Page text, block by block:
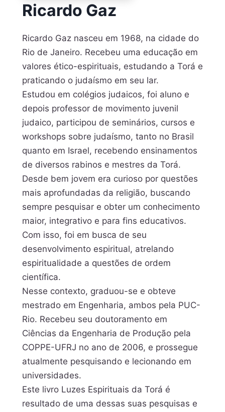
Ricardo Gaz
Ricardo Gaz nasceu em 1968, na cidade do
Rio de Janeiro. Recebeu uma educação em
valores ético-espirituais, estudando a Torá e
praticando o judaísmo em seu lar.
Estudou em colégios judaicos, foi aluno e
depois professor de movimento juvenil
judaico, participou de seminários, cursos e
workshops sobre judaísmo, tanto no Brasil
quanto em Israel, recebendo ensinamentos
de diversos rabinos e mestres da Torá.
Desde bem jovem era curioso por questões
mais aprofundadas da religião, buscando
sempre pesquisar e obter um conhecimento
maior, integrativo e para fins educativos.
Com isso, foi em busca de seu
desenvolvimento espiritual, atrelando
espiritualidade a questões de ordem
científica.
Nesse contexto, graduou-se e obteve
mestrado em Engenharia, ambos pela PUC-
Rio. Recebeu seu doutoramento em
Ciências da Engenharia de Produção pela
COPPE-UFRJ no ano de 2006, e prossegue
atualmente pesquisando e lecionando em
universidades.
Este livro Luzes Espirituais da Torá é
resultado de uma dessas suas pesquisas e